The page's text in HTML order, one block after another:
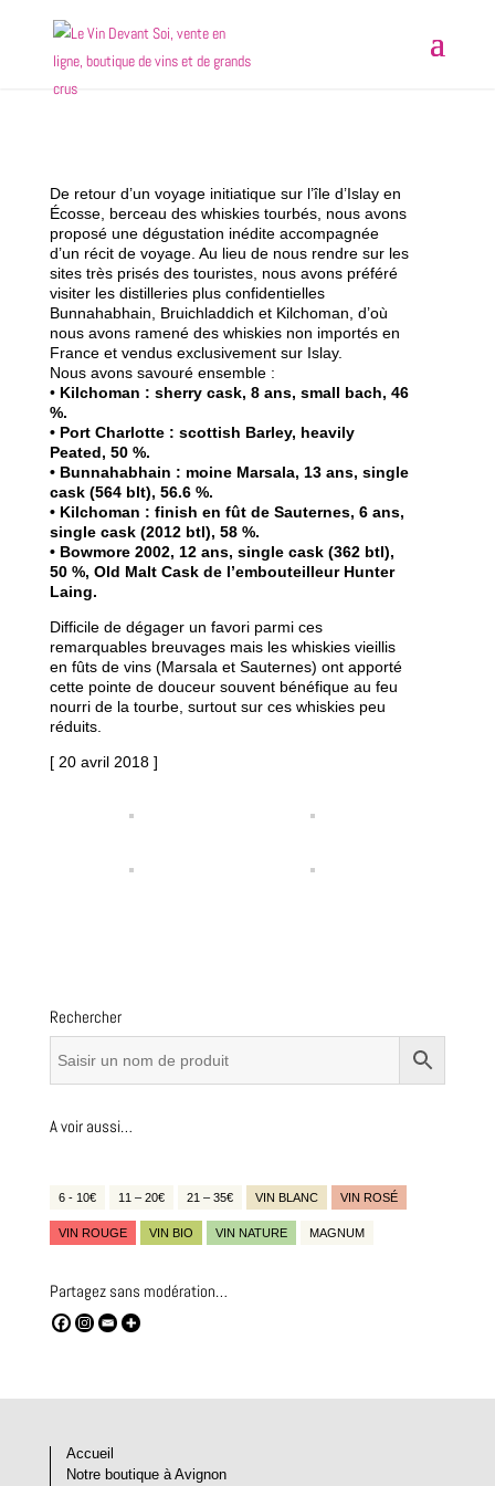
De retour d’un voyage initiatique sur l’île d’Islay en
Écosse, berceau des whiskies tourbés, nous avons
proposé une dégustation inédite accompagnée
d’un récit de voyage. Au lieu de nous rendre sur les
sites très prisés des touristes, nous avons préféré
visiter les distilleries plus confidentielles
Bunnahabhain, Bruichladdich et Kilchoman, d’où
nous avons ramené des whiskies non importés en
France et vendus exclusivement sur Islay.
Nous avons savouré ensemble :
• Kilchoman : sherry cask, 8 ans, small bach, 46
%.
• Port Charlotte : scottish Barley, heavily
Peated, 50 %.
• Bunnahabhain : moine Marsala, 13 ans, single
cask (564 blt), 56.6 %.
• Kilchoman : finish en fût de Sauternes, 6 ans,
single cask (2012 btl), 58 %.
• Bowmore 2002, 12 ans, single cask (362 btl),
50 %, Old Malt Cask de l’embouteilleur Hunter
Laing.
Difficile de dégager un favori parmi ces
remarquables breuvages mais les whiskies vieillis
en fûts de vins (Marsala et Sauternes) ont apporté
cette pointe de douceur souvent bénéfique au feu
nourri de la tourbe, surtout sur ces whiskies peu
réduits.
[ 20 avril 2018 ]
Rechercher
A voir aussi…
6 - 10€ 11 – 20€ 21 – 35€ VIN BLANC VIN ROSÉ
VIN ROUGE VIN BIO VIN NATURE MAGNUM
Partagez sans modération…
Accueil
Notre boutique à Avignon